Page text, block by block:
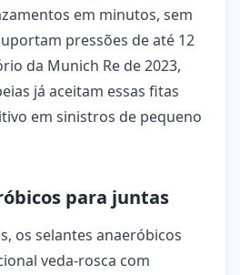
em minutos, sem
pressões de até 12
da Munich Re de 2023,
já aceitam essas fitas
em sinistros de pequeno
para juntas
os selantes anaeróbicos
veda-rosca com